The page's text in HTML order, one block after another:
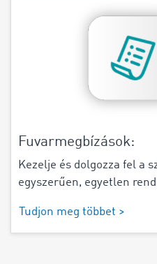
Fuvarmegbízások:
Kezelje és dolgozza fel a
egyszerűen, egyetlen
Tudjon meg többet >